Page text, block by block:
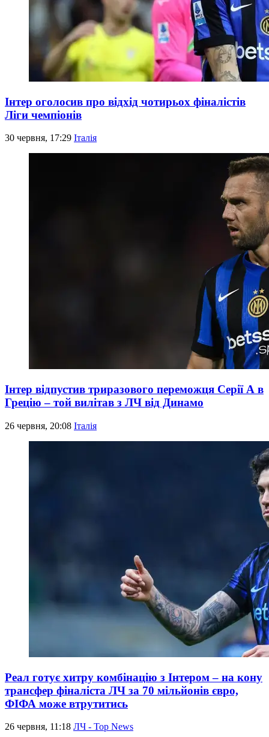
Інтер оголосив про відхід чотирьох фіналістів
Ліги чемпіонів
30 червня, 17:29 Італія
Інтер відпустив триразового переможця Серії А в
Грецію – той вилітав з ЛЧ від Динамо
26 червня, 20:08 Італія
Реал готує хитру комбінацію з Інтером – на кону
трансфер фіналіста ЛЧ за 70 мільйонів євро,
ФІФА може втрутитись
26 червня, 11:18 ЛЧ - Top News